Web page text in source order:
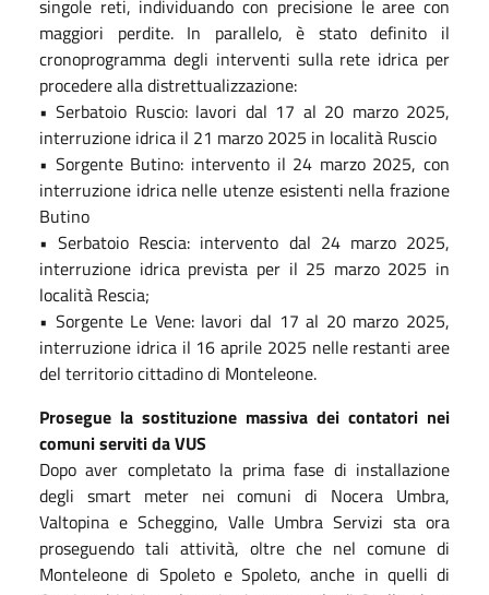
singole reti, individuando con precisione le aree con
maggiori perdite. In parallelo, è stato definito il
cronoprogramma degli interventi sulla rete idrica per
procedere alla distrettualizzazione:
• Serbatoio Ruscio: lavori dal 17 al 20 marzo 2025,
interruzione idrica il 21 marzo 2025 in località Ruscio
• Sorgente Butino: intervento il 24 marzo 2025, con
interruzione idrica nelle utenze esistenti nella frazione
Butino
• Serbatoio Rescia: intervento dal 24 marzo 2025,
interruzione idrica prevista per il 25 marzo 2025 in
località Rescia;
• Sorgente Le Vene: lavori dal 17 al 20 marzo 2025,
interruzione idrica il 16 aprile 2025 nelle restanti aree
del territorio cittadino di Monteleone.
Prosegue la sostituzione massiva dei contatori nei
comuni serviti da VUS
Dopo aver completato la prima fase di installazione
degli smart meter nei comuni di Nocera Umbra,
Valtopina e Scheggino, Valle Umbra Servizi sta ora
proseguendo tali attività, oltre che nel comune di
Monteleone di Spoleto e Spoleto, anche in quelli di